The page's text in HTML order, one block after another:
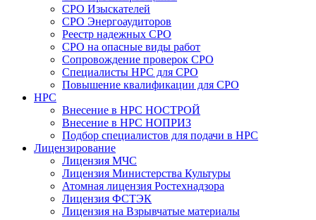
СРО Изыскателей
СРО Энергоаудиторов
Реестр надежных СРО
СРО на опасные виды работ
Сопровождение проверок СРО
Специалисты НРС для СРО
Повышение квалификации для СРО
НРС
Внесение в НРС НОСТРОЙ
Внесение в НРС НОПРИЗ
Подбор специалистов для подачи в НРС
Лицензирование
Лицензия МЧС
Лицензия Министерства Культуры
Атомная лицензия Ростехнадзора
Лицензия ФСТЭК
Лицензия на Взрывчатые материалы